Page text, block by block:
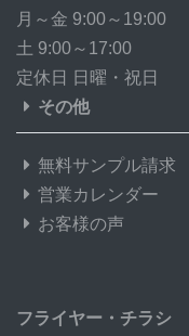
月～金 9:00～19:00
土 9:00～17:00
定休日 日曜・祝日
その他
無料サンプル請求
営業カレンダー
お客様の声
フライヤー・チラシ